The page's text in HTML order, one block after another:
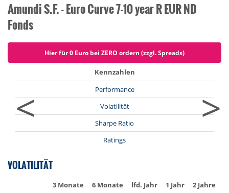
Amundi S.F. - Euro Curve 7-10 year R EUR ND
Fonds
Hier für 0 Euro bei ZERO ordern (zzgl. Spreads)
<
Kennzahlen
Performance
Volatilität
Sharpe Ratio
Ratings
>
VOLATILITÄT
3 Monate 6 Monate lfd. Jahr 1 Jahr 2 Jahre